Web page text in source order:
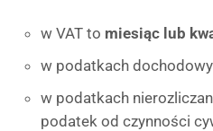
w VAT to miesiąc lub
w podatkach
w podatkach
podatek od czynności